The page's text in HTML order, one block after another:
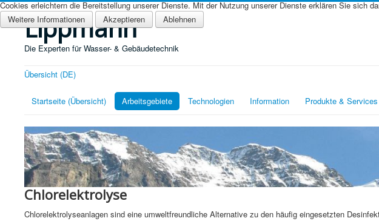
Lippmann
Die Experten für Wasser- & Gebäudetechnik
Übersicht (DE)
Startseite (Übersicht) Arbeitsgebiete Technologien Information Produkte & Services
Chlorelektrolyse
Chlorelektrolyseanlagen sind eine umweltfreundliche Alternative zu den häufig eingesetzten
Cookies erleichtern die Bereitstellung unserer Dienste. Mit der Nutzung unserer Dienste erklären Sie sich
Weitere Informationen
Akzeptieren Ablehnen